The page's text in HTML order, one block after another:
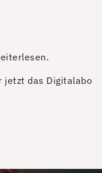
jetzt das Digitalabo